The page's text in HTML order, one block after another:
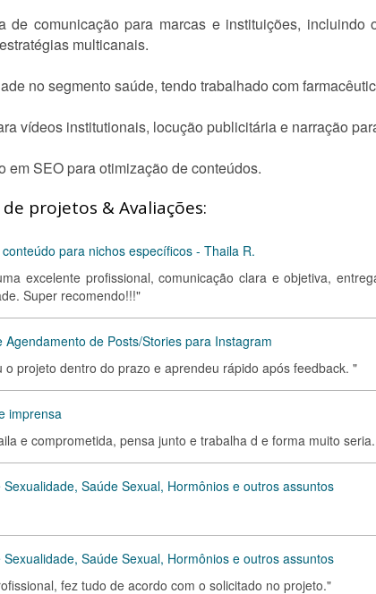
de comunicação para marcas e instituições,
multicanais.
no segmento saúde, tendo trabalhado com
vídeos institutionais, locução publicitária e narração
em SEO para otimização de conteúdos.
projetos & Avaliações:
para nichos específicos - Thaila R.
excelente profissional, comunicação clara e objetiva,
Super recomendo!!!"
Agendamento de Posts/Stories para Instagram
o projeto dentro do prazo e aprendeu rápido após feedback. "
imprensa
e comprometida, pensa junto e trabalha d e forma muito
Saúde Sexual, Hormônios e outros assuntos
Saúde Sexual, Hormônios e outros assuntos
fez tudo de acordo com o solicitado no projeto."